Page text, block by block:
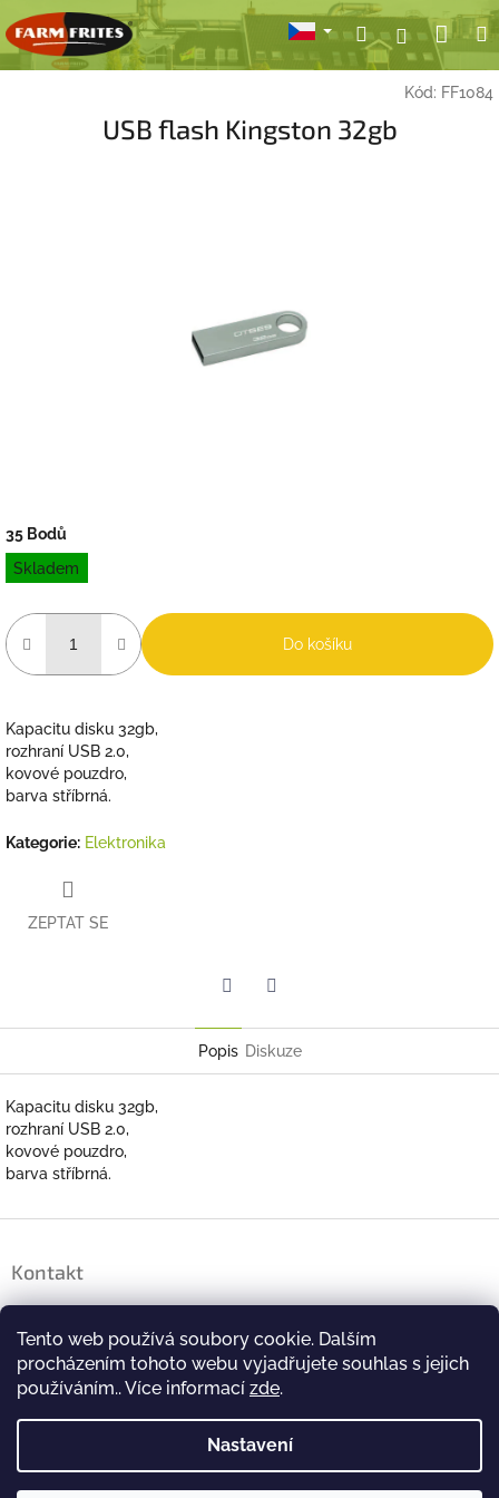
Tento web používá soubory cookie. Dalším
procházením tohoto webu vyjadřujete souhlas s jejich
používáním.. Více informací zde.
Nastavení
na
obsah
HledatPřihlášení
Kód: FF1084
USB flash Kingston 32gb
35 Bodů
Měrná
cena:
Skladem
Do košíku
Kapacitu disku 32gb,
rozhraní USB 2.0,
kovové pouzdro,
barva stříbrná.
Kategorie: Elektronika
ZEPTAT SE
Popis Diskuze
Kapacitu disku 32gb,
rozhraní USB 2.0,
kovové pouzdro,
barva stříbrná.
a
Kontakt
+420 244 463 479
#FarmfritesCeskoSlovensko
farmfritesceskoslovensko